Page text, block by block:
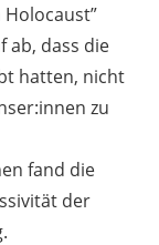
ab, dass die
hatten, nicht
zu
fand die
der